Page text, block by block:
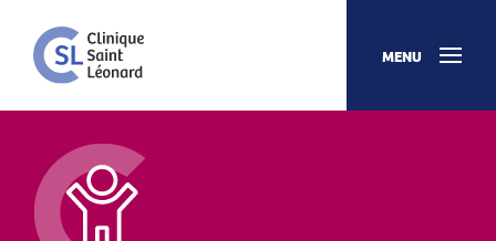
MENU